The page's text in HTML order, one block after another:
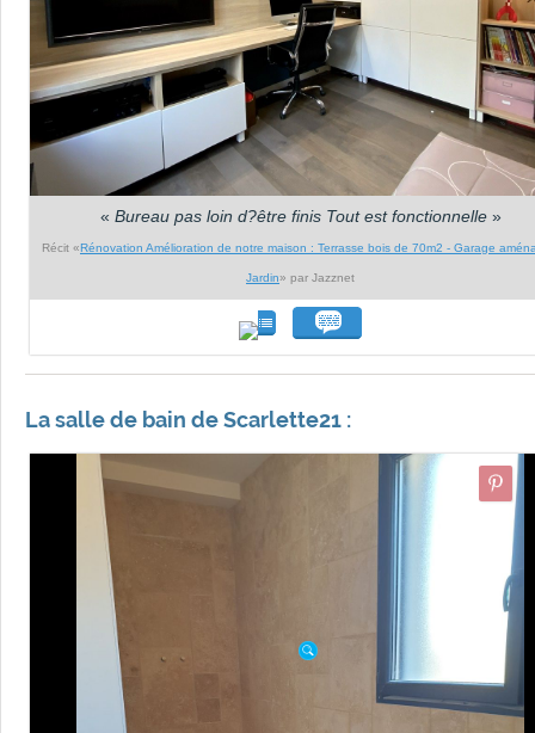
« Bureau pas loin d?être finis Tout est fonctionnelle»
Récit «Rénovation Amélioration de notre maison : Terrasse bois de 70m2 - Garage
Jardin» par Jazznet
La salle de bain de Scarlette21 :